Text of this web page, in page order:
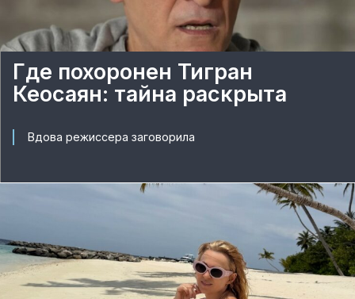
Где похоронен Тигран
Кеосаян: тайна раскрыта
Вдова режиссера заговорила